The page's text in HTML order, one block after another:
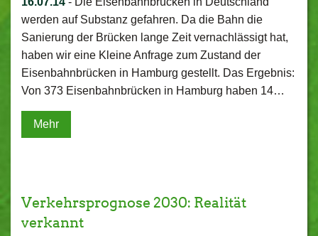
werden auf Substanz gefahren. Da die Bahn die
Sanierung der Brücken lange Zeit vernachlässigt hat,
haben wir eine Kleine Anfrage zum Zustand der
Eisenbahnbrücken in Hamburg gestellt. Das Ergebnis:
Von 373 Eisenbahnbrücken in Hamburg haben 14…
Mehr
Verkehrsprognose 2030: Realität
verkannt